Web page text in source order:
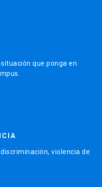
que ponga en
violencia de